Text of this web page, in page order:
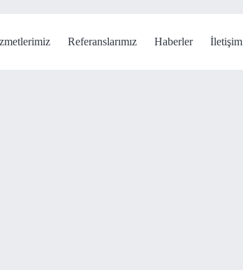
Referanslarımız Haberler İletişim